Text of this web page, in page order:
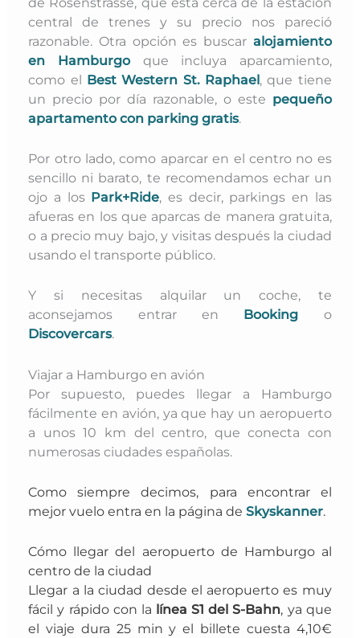
central de trenes y su precio nos pareció
razonable. Otra opción es buscar alojamiento
en Hamburgoque incluya aparcamiento,
como el Best Western St. Raphael, que tiene
un precio por día razonable, o este pequeño
apartamento con parking gratis.
Por otro lado, como aparcar en el centro no es
sencillo ni barato, te recomendamos echar un
ojo a los Park+Ride, es decir, parkings en las
afueras en los que aparcas de manera gratuita,
o a precio muy bajo,y visitas después la ciudad
usando el transporte público.
Y si necesitas alquilar un coche, te
aconsejamos entrar en Booking o
Discovercars.
Viajar a Hamburgo en avión
Por supuesto, puedes llegar a Hamburgo
fácilmente en avión, ya que hay un aeropuerto
a unos 10 km del centro, que conecta con
numerosas ciudades españolas.
Como siempre decimos, para encontrar el
mejor vuelo entra en la página deSkyskanner.
Cómo llegar del aeropuerto de Hamburgo al
centro de la ciudad
Llegar a la ciudad desde el aeropuerto es muy
fácil y rápido con la línea S1 del S-Bahn, ya que
el viaje dura 25 min y el billete cuesta 4,10€